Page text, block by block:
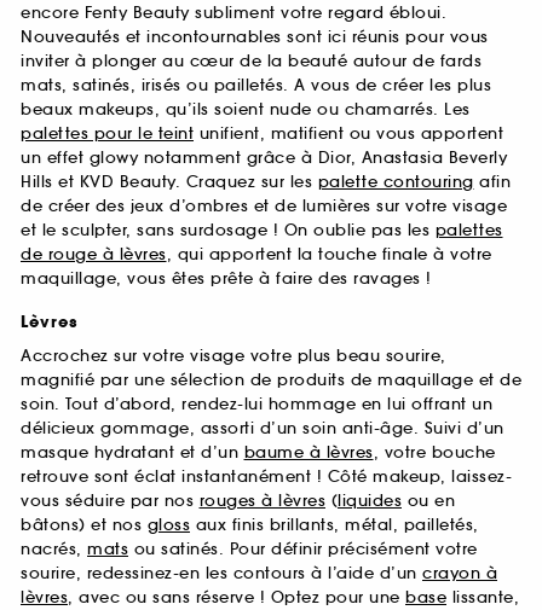
encore Fenty Beauty subliment votre regard ébloui.
Nouveautés et incontournables sont ici réunis pour vous
inviter à plonger au cœur de la beauté autour de fards
mats, satinés, irisés ou pailletés. A vous de créer les plus
beaux makeups, qu’ils soient nude ou chamarrés. Les
palettes pour le teint unifient, matifient ou vous apportent
un effet glowy notamment grâce à Dior, Anastasia Beverly
Hills et KVD Beauty. Craquez sur les palette contouring afin
de créer des jeux d’ombres et de lumières sur votre visage
et le sculpter, sans surdosage ! On oublie pas les palettes
de rouge à lèvres, qui apportent la touche finale à votre
maquillage, vous êtes prête à faire des ravages !
Lèvres
Accrochez sur votre visage votre plus beau sourire,
magnifié par une sélection de produits de maquillage et de
soin. Tout d’abord, rendez-lui hommage en lui offrant un
délicieux gommage, assorti d’un soin anti-âge. Suivi d’un
masque hydratant et d’un baume à lèvres, votre bouche
retrouve sont éclat instantanément ! Côté makeup, laissez-
vous séduire par nos rouges à lèvres (liquides ou en
bâtons) et nos gloss aux finis brillants, métal, pailletés,
nacrés, mats ou satinés. Pour définir précisément votre
sourire, redessinez-en les contours à l’aide d’un crayon à
lèvres, avec ou sans réserve ! Optez pour une base lissante,